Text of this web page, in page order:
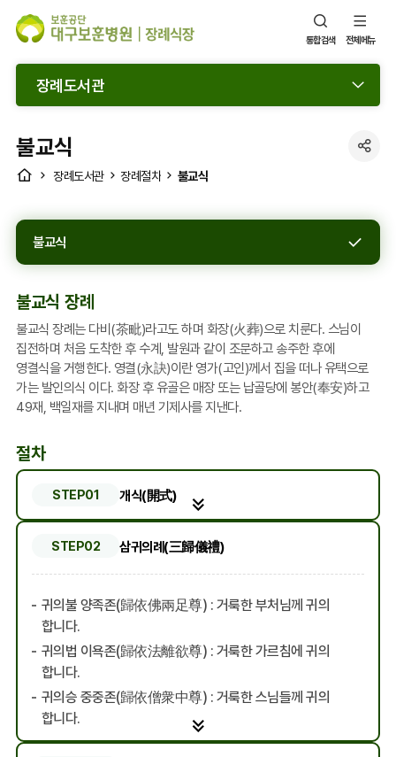
통합검색 전체메뉴
장례도서관
불교식
HOME 장례도서관 장례절차 불교식
SNS
열
불교식
불교식 장례
불교식 장례는 다비(茶毗)라고도 하며 화장(火葬)으로 치룬다. 스님이
집전하며 처음 도착한 후 수계, 발원과 같이 조문하고 송주한 후에
영결식을 거행한다. 영결(永訣)이란 영가(고인)께서 집을 떠나 유택으로
가는 발인의식 이다. 화장 후 유골은 매장 또는 납골당에 봉안(奉安)하고
49재, 백일재를 지내며 매년 기제사를 지낸다.
절차
STEP01 개식(開式)
STEP02 삼귀의례(三歸儀禮)
귀의불 양족존(歸依佛兩足尊) : 거룩한 부처님께 귀의
합니다.
귀의법 이욕존(歸依法離欲尊) : 거룩한 가르침에 귀의
합니다.
귀의승 중중존(歸依僧衆中尊) : 거룩한 스님들께 귀의
합니다.